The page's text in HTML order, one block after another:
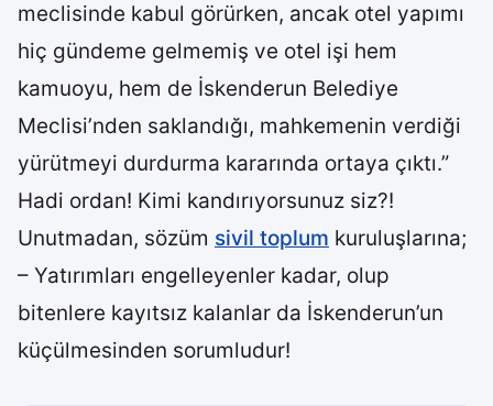
meclisinde kabul görürken, ancak otel yapımı
hiç gündeme gelmemiş ve otel işi hem
kamuoyu, hem de İskenderun Belediye
Meclisi’nden saklandığı, mahkemenin verdiği
yürütmeyi durdurma kararında ortaya çıktı.”
Hadi ordan! Kimi kandırıyorsunuz siz?!
Unutmadan, sözüm sivil toplum kuruluşlarına;
– Yatırımları engelleyenler kadar, olup
bitenlere kayıtsız kalanlar da İskenderun’un
küçülmesinden sorumludur!